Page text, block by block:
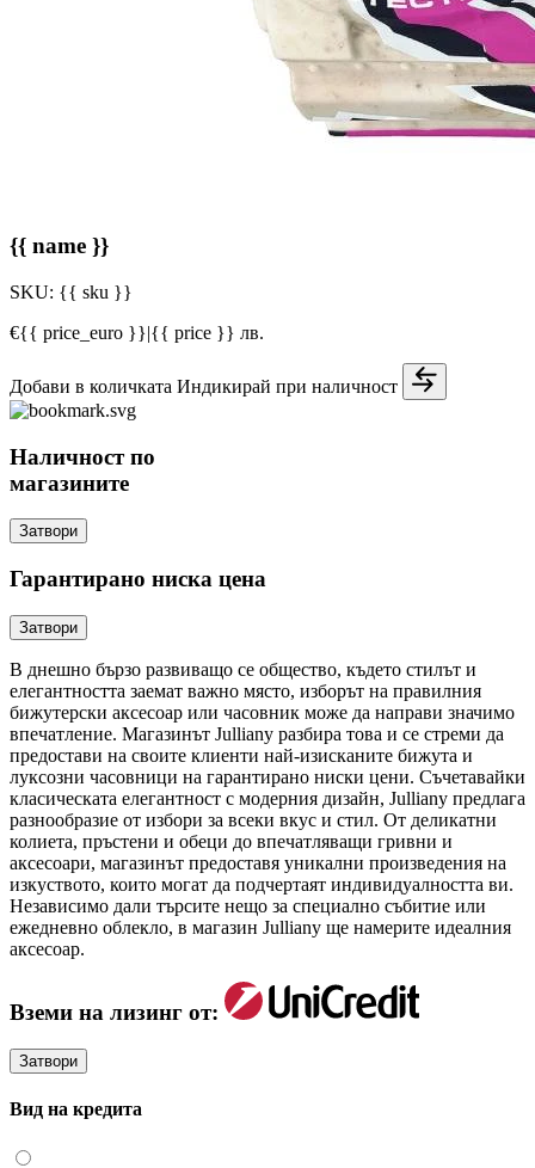
{{ name }}
SKU: {{ sku }}
€{{ price_euro }}|{{ price }} лв.
Добави в количката Индикирай при наличност
Наличност по
магазините
Затвори
Гарантирано ниска цена
Затвори
В днешно бързо развиващо се общество, където стилът и
елегантността заемат важно място, изборът на правилния
бижутерски аксесоар или часовник може да направи значимо
впечатление. Магазинът Julliany разбира това и се стреми да
предостави на своите клиенти най-изисканите бижута и
луксозни часовници на гарантирано ниски цени. Съчетавайки
класическата елегантност с модерния дизайн, Julliany предлага
разнообразие от избори за всеки вкус и стил. От деликатни
колиета, пръстени и обеци до впечатляващи гривни и
аксесоари, магазинът предоставя уникални произведения на
изкуството, които могат да подчертаят индивидуалността ви.
Независимо дали търсите нещо за специално събитие или
ежедневно облекло, в магазин Julliany ще намерите идеалния
аксесоар.
Вземи на лизинг от:
Затвори
Вид на кредита